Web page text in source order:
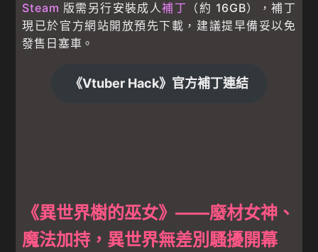
Steam 版需另行安裝成人補丁
（約 16GB），補丁
現已於官方網站開放預先下載，建議提早備妥以免
發售日塞車。
《Vtuber Hack》官方補丁連結
《異世界樹的巫女》——廢材女神、
魔法加持，異世界無差別騷擾開幕